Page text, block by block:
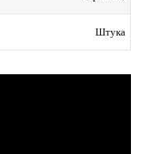
Штука